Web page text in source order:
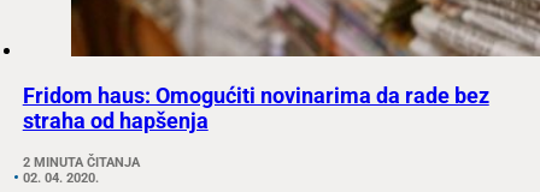
Fridom haus: Omogućiti novinarima da rade bez
straha od hapšenja
2 MINUTA ČITANJA
02. 04. 2020.